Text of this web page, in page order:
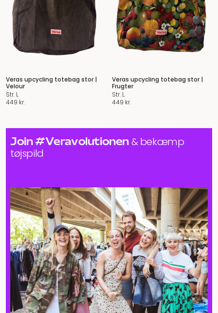
Veras upcycling totebag stor |
Velour
Str. L
449 kr.
Veras upcycling totebag stor |
Frugter
Str. L
449 kr.
Join #Veravolutionen& bekæmp
tøjspild